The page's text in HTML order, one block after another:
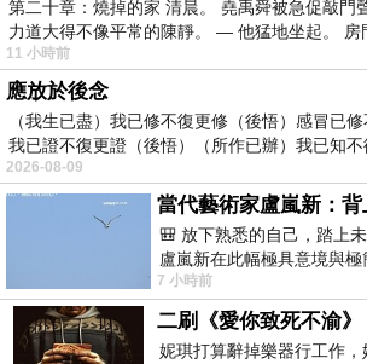
既然都是來到日本料理店了！那
是一定要的啦，來到日本料理店
壽司，總是有那麼一點的不自在
的這道握壽司，皆是採用當季新
頭有六個不同口味的握壽司，看
鮮食材，生魚片肉質的紋路，就
了！銀杏日本料理的握壽司真的
真的可以發現到老闆對於美食料
第二十章：燒掉的家 清晨。 堯禹舜被急促敲門
力道大得不像平常的陳靜。 — 他猛地坐起。 房
11 小時前
應放於後念
（我生已盡）我已修不復更修（後悟）感冒已修
我已證不復更證（後悟）（所作已辦）我已知
2026-08-09
🎒 放下熟悉的自己，踏上
盧嵐新在此幅極具意境與
粒感豐富的灰綠粗糙背景，
7 小時前
妮琪打算辭掉樂器行工作，